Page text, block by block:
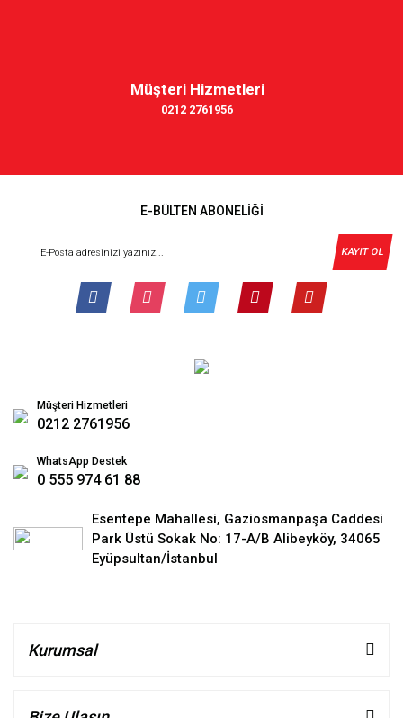
Müşteri Hizmetleri
0212 2761956
E-BÜLTEN ABONELİĞİ
KAYIT OL
Müşteri Hizmetleri
0212 2761956
WhatsApp Destek
0 555 974 61 88
Esentepe Mahallesi, Gaziosmanpaşa Caddesi
Park Üstü Sokak No: 17-A/B Alibeyköy, 34065
Eyüpsultan/İstanbul
Kurumsal